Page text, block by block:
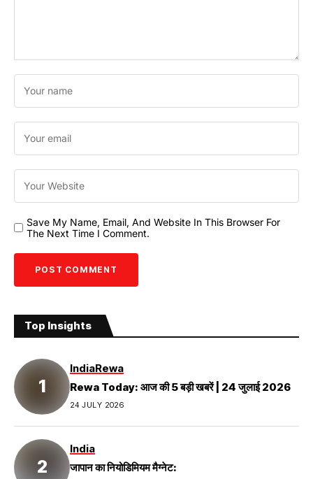
Save My Name, Email, And Website In This Browser For
The Next Time I Comment.
Top Insights
IndiaRewa
Rewa Today: आज की 5 बड़ी खबरें | 24 जुलाई 2026
24 JULY 2026
India
जापान का नियोडिमियम मैग्नेट: